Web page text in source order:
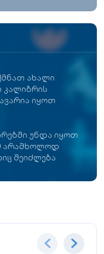
ახალი
კალიბრის
იყოთ
უნდა იყოთ
არამხოლოდ
შეიძლება